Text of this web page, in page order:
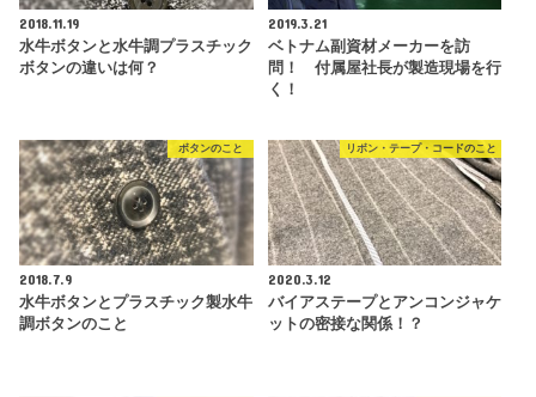
2018.11.19
水牛ボタンと水牛調プラスチック
ボタンの違いは何？
2019.3.21
ベトナム副資材メーカーを訪
問！ 付属屋社長が製造現場を行
く！
ボタンのこと
2018.7.9
水牛ボタンとプラスチック製水牛
調ボタンのこと
リボン・テープ・コードのこと
2020.3.12
バイアステープとアンコンジャケ
ットの密接な関係！？